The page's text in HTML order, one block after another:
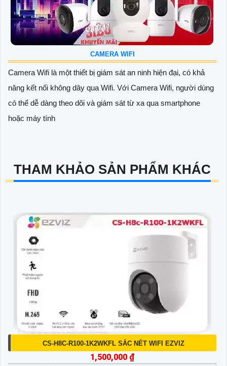
CAMERA WIFI
Camera Wifi là một thiết bị giám sát an ninh hiện đại, có khả
năng kết nối không dây qua Wifi. Với Camera Wifi, người dùng
có thể dễ dàng theo dõi và giám sát từ xa qua smartphone
hoặc máy tính
THAM KHẢO SẢN PHẨM KHÁC
CS-H8C-R100-1K2WKFL SẮC NÉT WIFI EZVIZ
1,500,000 ₫